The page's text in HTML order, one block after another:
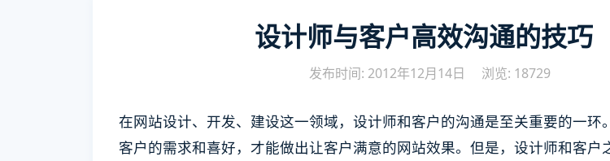
设计师与客户高效沟通的技巧
发布时间: 2012年12月14日 浏览: 18729
在网站设计、开发、建设这一领域，设计师和客户的沟通是至关重要的一环
客户的需求和喜好，才能做出让客户满意的网站效果。但是，设计师和客户